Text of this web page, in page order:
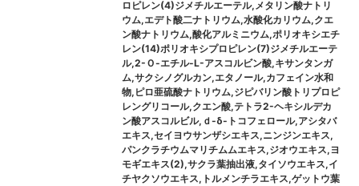
ロピレン(4)ジメチルエーテル,メタリン酸ナトリ
ウム,エデト酸二ナトリウム,水酸化カリウム,クエ
ン酸ナトリウム,酸化アルミニウム,ポリオキシエチ
レン(14)ポリオキシプロピレン(7)ジメチルエーテ
ル,2-Ｏ-エチル-L-アスコルビン酸,キサンタンガ
ム,サクシノグルカン,エタノール,カフェイン水和
物,ピロ亜硫酸ナトリウム,ジピバリン酸トリプロピ
レングリコール,クエン酸,テトラ2-ヘキシルデカ
ン酸アスコルビル,ｄ-δ-トコフェロール,アシタバ
エキス,セイヨウサンザシエキス,ニンジンエキス,
パンクラチウムマリチムムエキス,ジオウエキス,ヨ
モギエキス(2),サクラ葉抽出液,タイソウエキス,イ
チヤクソウエキス,トルメンチラエキス,ゲットウ葉